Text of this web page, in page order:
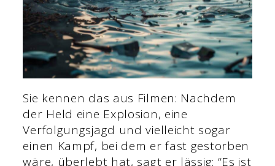
Sie kennen das aus Filmen: Nachdem
der Held eine Explosion, eine
Verfolgungsjagd und vielleicht sogar
einen Kampf, bei dem er fast gestorben
wäre, überlebt hat, sagt er lässig: “Es ist